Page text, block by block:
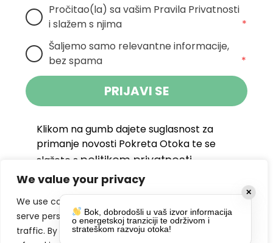
We value your privacy
We use cookies to enhance your browsing experience,
serve personalized ads or content, and analyze our
traffic. By clicking "Accept All", you consent to our use
Pročitao(la) sa vašim Pravila Privatnosti
i slažem s njima
*
Šaljemo samo relevantne informacije,
bez spama
*
PRIJAVI SE
Klikom na gumb dajete suglasnost za
primanje novosti Pokreta Otoka te se
slažete s politikom privatnosti.
DRUŠTVENE MREŽE ✕
Bok, dobrodošli u vaš izvor informacija
o energetskoj tranziciji te održivom i
strateškom razvoju otoka!